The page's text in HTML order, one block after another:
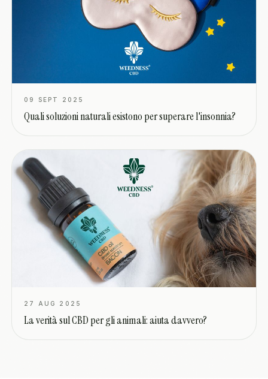
09 SEPT 2025
Quali soluzioni naturali esistono per superare l'insonnia?
27 AUG 2025
La verità sul CBD per gli animali: aiuta davvero?